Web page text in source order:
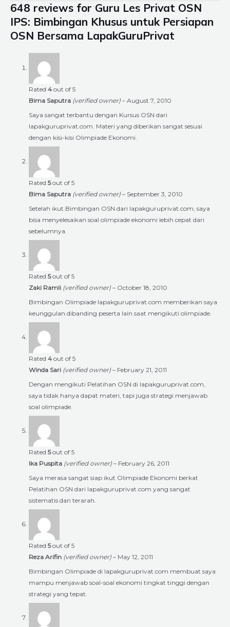
648 reviews for Guru Les Privat OSN
IPS: Bimbingan Khusus untuk Persiapan
OSN Bersama LapakGuruPrivat
Rated 4 out of 5
Bima Saputra (verified owner) – August 7, 2010
Saya sangat terbantu dengan Kursus OSN dari
lapakguruprivat.com. Materi yang diberikan sangat sesuai
dengan kisi-kisi Olimpiade Ekonomi.
Rated 5out of 5
Bima Saputra (verified owner) – September 3, 2010
Setelah ikut Bimbingan OSN dari lapakguruprivat.com, saya
bisa menyelesaikan soal olimpiade ekonomi lebih cepat dari
sebelumnya.
Rated 5out of 5
Zaki Ramli (verified owner) – October 18, 2010
Bimbingan Olimpiade lapakguruprivat.com memberikan saya
keunggulan dibanding peserta lain saat mengikuti olimpiade.
Rated 4 out of 5
Winda Sari (verified owner) – February 21, 2011
Dengan mengikuti Pelatihan OSN di lapakguruprivat.com,
saya tidak hanya dapat materi, tapi juga strategi menjawab
soal olimpiade.
Rated 5out of 5
Ika Puspita (verified owner) – February 26, 2011
Saya merasa sangat siap ikut Olimpiade Ekonomi berkat
Pelatihan OSN dari lapakguruprivat.com yang sangat
sistematis dan terarah.
Rated 5out of 5
Reza Arifin (verified owner) – May 12, 2011
Bimbingan Olimpiade di lapakguruprivat.com membuat saya
mampu menjawab soal-soal ekonomi tingkat tinggi dengan
strategi yang tepat.